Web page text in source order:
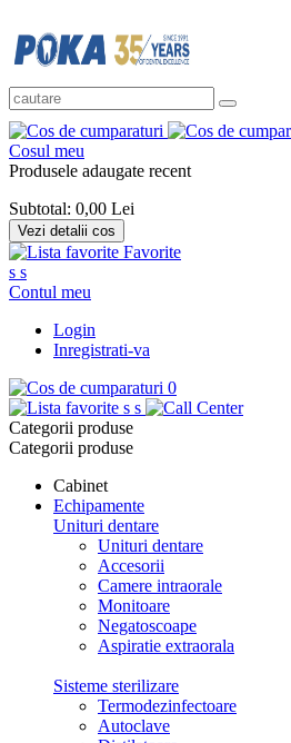
Cosul meu
Produsele adaugate recent
Subtotal: 0,00 Lei
Vezi detalii cos
Favorite
s s
Contul meu
Login
Inregistrati-va
0
s s
Categorii produse
Categorii produse
Cabinet
Echipamente
Unituri dentare
Unituri dentare
Accesorii
Camere intraorale
Monitoare
Negatoscoape
Aspiratie extraorala
Sisteme sterilizare
Termodezinfectoare
Autoclave